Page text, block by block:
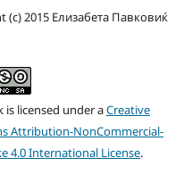
(c) 2015 Елизабета Павковиќ
is licensed under aCreative
Attribution-NonCommercial-
4.0 International License.